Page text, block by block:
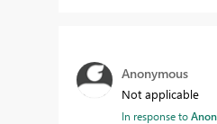
Anonymous
Not applicable
In response to